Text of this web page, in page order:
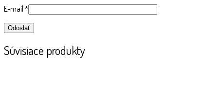
E-mail *
Súvisiace produkty